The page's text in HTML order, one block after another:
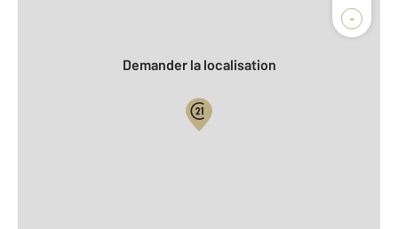
-
Biens vendus
Demander la localisation